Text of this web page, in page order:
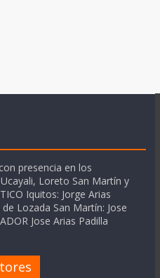
presencia en los
Loreto San Martín y
Iquitos: Jorge Arias
Lozada San Martín: Jose
Jose Arias Padilla